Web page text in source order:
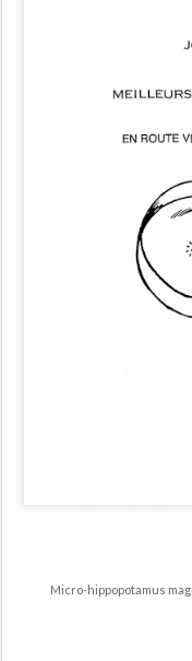
Micro-hippopotamus